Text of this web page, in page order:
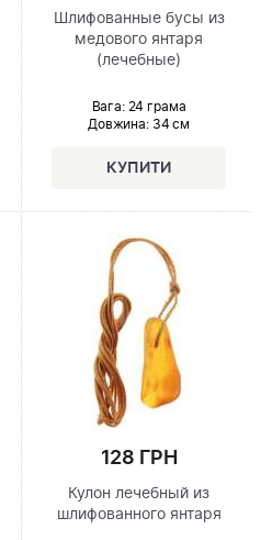
Шлифованные бусы из
медового янтаря
(лечебные)
Вага: 24 грама
Довжина:34 см
128 ГРН
Кулон лечебный из
шлифованного янтаря